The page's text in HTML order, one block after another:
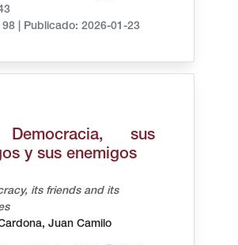
Publicado: 2026-01-23
sus
y sus enemigos
its friends and its
Juan Camilo